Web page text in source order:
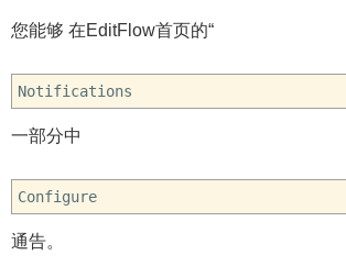
您能够 在EditFlow首页的“
Notifications
一部分中
Configure
通告。